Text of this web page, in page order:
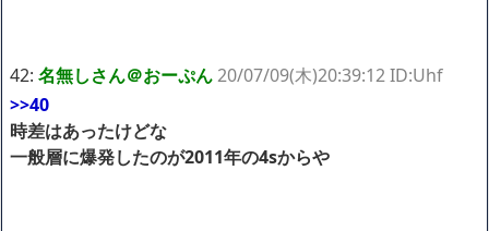
42: 名無しさん＠おーぷん20/07/09(木)20:39:12 ID:Uhf
>>40
時差はあったけどな
一般層に爆発したのが2011年の4sからや